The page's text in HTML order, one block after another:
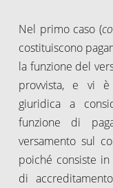
Nel primo caso (
costituiscono
la funzione del
provvista, e vi
giuridica a
funzione di
versamento sul
poiché consiste
di